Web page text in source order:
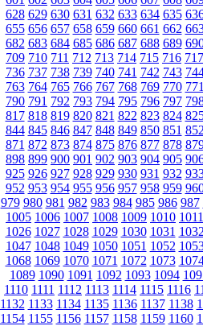
628 629 630 631 632 633 634 635
655 656 657 658 659 660 661 662
682 683 684 685 686 687 688 689
709 710 711 712 713 714 715 716 717
736 737 738 739 740 741 742 743
763 764 765 766 767 768 769 770
790 791 792 793 794 795 796 797
817 818 819 820 821 822 823 824
844 845 846 847 848 849 850 851
871 872 873 874 875 876 877 878
898 899 900 901 902 903 904 905
925 926 927 928 929 930 931 932
952 953 954 955 956 957 958 959
979 980 981 982 983 984 985 986 987
1005 1006 1007 1008 1009 1010 1011
1026 1027 1028 1029 1030 1031
1047 1048 1049 1050 1051 1052
1068 1069 1070 1071 1072 1073
1089 1090 1091 1092 1093 1094
1110 1111 1112 1113 1114 1115 1116
1132 1133 1134 1135 1136 1137 1138
1154 1155 1156 1157 1158 1159 1160